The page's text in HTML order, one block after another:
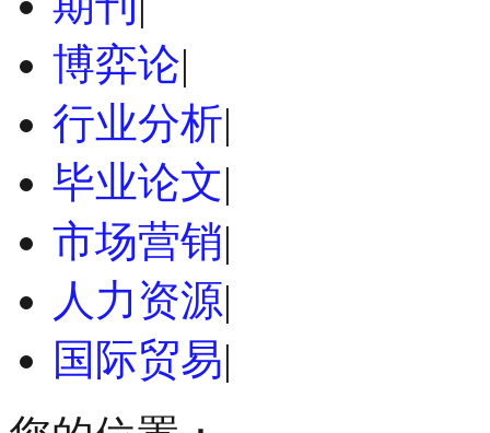
博弈论|
行业分析|
毕业论文|
市场营销|
人力资源|
国际贸易|